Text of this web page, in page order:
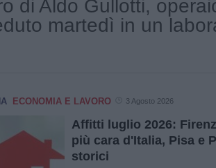
di Aldo Gullotti,
martedì in un
ECONOMIA E LAVORO 3 Agosto 2026
Affitti luglio 2026:
più cara d'Italia, Pisa e
storici